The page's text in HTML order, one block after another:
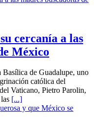
cercanía a las
México
Basílica de Guadalupe, uno
católica del
Vaticano, Pietro Parolin,
[...]